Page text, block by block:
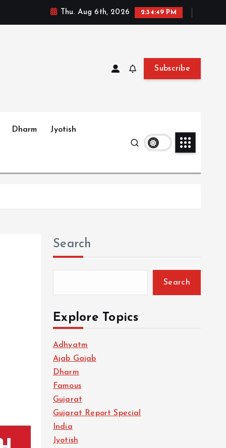
Thu. Aug 6th, 2026 2:34:51 PM
Subscribe
Dharm Jyotish
Search
Search
Explore Topics
Adhyatm
Ajab Gajab
Dharm
Famous
Gujarat
Gujarat Report Special
India
Jyotish